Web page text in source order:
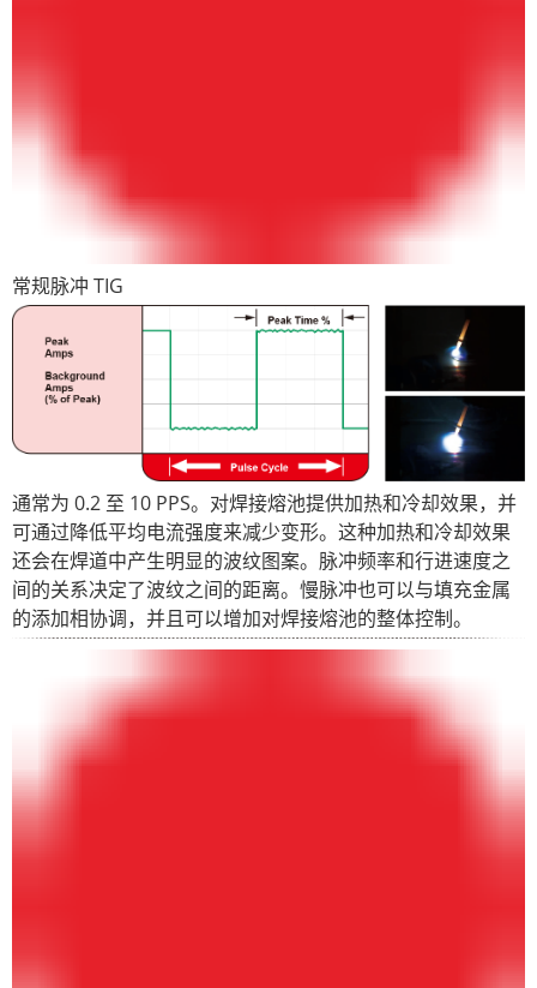
常规脉冲 TIG
通常为 0.2 至 10 PPS。对焊接熔池提供加热和冷却效果，并
可通过降低平均电流强度来减少变形。这种加热和冷却效果
还会在焊道中产生明显的波纹图案。脉冲频率和行进速度之
间的关系决定了波纹之间的距离。慢脉冲也可以与填充金属
的添加相协调，并且可以增加对焊接熔池的整体控制。